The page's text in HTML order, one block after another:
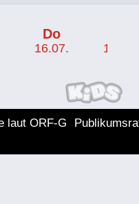
Do
16.07. 17.07.
ORF KIDS Programm
laut ORF-G